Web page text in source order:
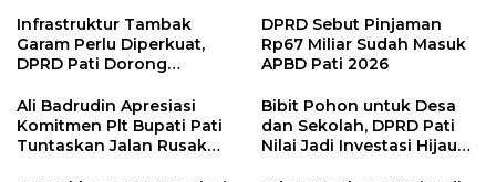
Infrastruktur Tambak
Garam Perlu Diperkuat,
DPRD Pati Dorong
Dukungan Lebih Serius
DPRD Sebut Pinjaman
Rp67 Miliar Sudah Masuk
APBD Pati 2026
Ali Badrudin Apresiasi
Komitmen Plt Bupati Pati
Tuntaskan Jalan Rusak
Bibit Pohon untuk Desa
dan Sekolah, DPRD Pati
Nilai Jadi Investasi Hijau